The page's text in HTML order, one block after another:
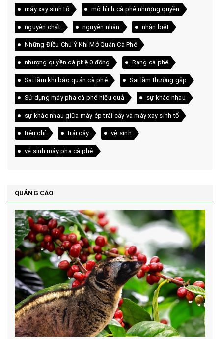
máy xay sinh tố mô hình cà phê nhượng quyền
nguyên chất nguyên nhân nhận biết
Những Điều Chú Ý Khi Mở Quán Cà Phê
nhượng quyền cà phê 0 đồng Rang cà phê
Sai lầm khi bảo quản cà phê Sai lầm thường gặp
Sử dụng máy pha cà phê hiệu quả sự khác nhau
sự khác nhau giữa máy ép trái cây và máy xay sinh tố
tiêu chí trái cây vệ sinh
vệ sinh máy pha cà phê
QUẢNG CÁO